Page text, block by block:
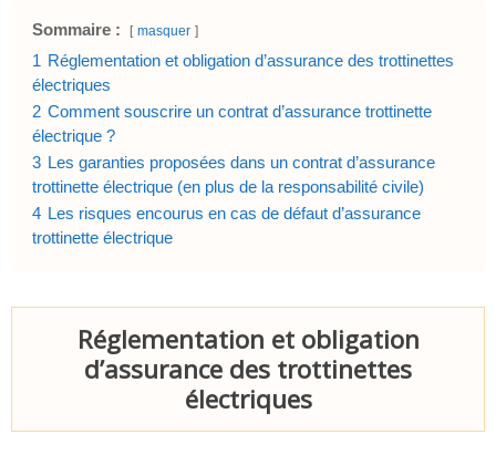
Sommaire : masquer
1 Réglementation et obligation d’assurance des trottinettes
électriques
2 Comment souscrire un contrat d’assurance trottinette
électrique ?
3 Les garanties proposées dans un contrat d’assurance
trottinette électrique (en plus de la responsabilité civile)
4 Les risques encourus en cas de défaut d’assurance
trottinette électrique
Réglementation et obligation
d’assurance des trottinettes
électriques